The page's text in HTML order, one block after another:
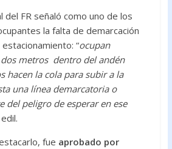
del FR señaló como uno de los
la falta de demarcación
“ocupan
metros dentro del andén
hacen la cola para subir a la
una línea demarcatoria o
del peligro de esperar en ese
fue aprobado por